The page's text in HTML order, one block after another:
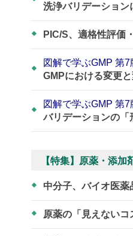
洗浄バリデーション
PIC/S、適格性評価
図解で学ぶGMP 第7
GMPにおける変更
図解で学ぶGMP 第7
バリデーションの「
【特集】原薬・添
中分子、バイオ医
原薬の「見えないコ